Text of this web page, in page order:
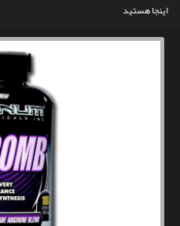
اینجا هستید